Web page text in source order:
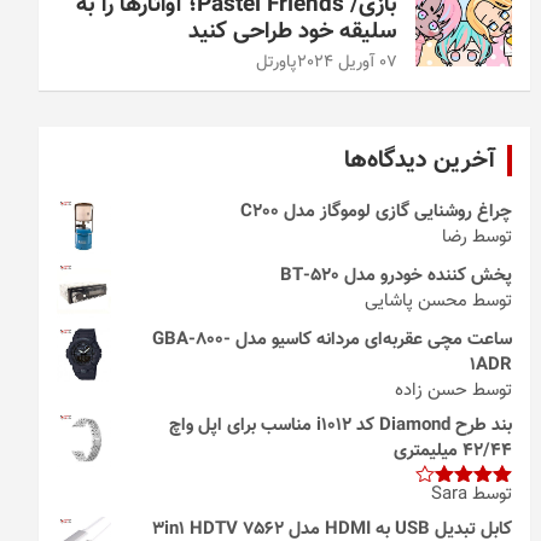
سلیقه خود طراحی کنید
07 آوریل 2024 پاورتل
آخرین دیدگاه‌ها
چراغ روشنایی گازی لوموگاز مدل C200
توسط رضا
پخش کننده خودرو مدل 520-BT
توسط محسن پاشایی
ساعت مچی عقربه‌ای مردانه کاسیو مدل GBA-800-
1ADR
توسط حسن زاده
بند طرح Diamond کد i1012 مناسب برای اپل واچ
42/44 میلیمتری
امتیاز4
از 5
توسط Sara
کابل تبدیل USB به HDMI مدل 3in1 HDTV 7562